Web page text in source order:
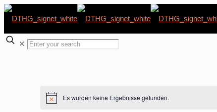
✕
HinweisEs wurden keine Ergebnisse gefunden.